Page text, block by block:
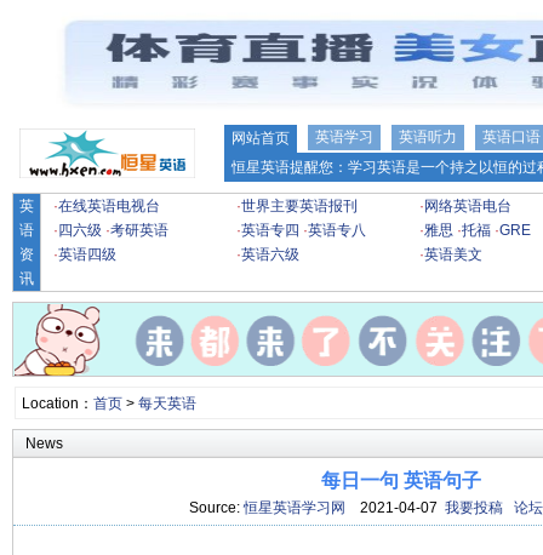
网站首页 英语学习 英语听力
英语口语
恒星英语提醒您：学习英语是一个持之以恒的
英
语
资
讯
·在线英语电视台 ·世界主要英语报刊 · 网络英语电台
· 四六级 ·考研英语 ·英语专四 ·英语专八 ·雅思 ·托福 ·GRE
·英语四级 ·英语六级 ·英语美文
Location： 首页> 每天英语
News
每日一句 英语句子
Source:恒星英语学习网 2021-04-07 我要投稿 论坛